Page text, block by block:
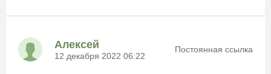
Алексей
12 декабря 2022 06:22
Постоянная ссылка